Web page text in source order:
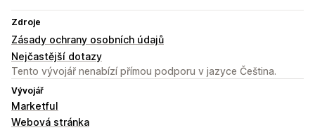
Zdroje
Zásady ochrany osobních údajů
Nejčastější dotazy
Tento vývojář nenabízí přímou podporu v jazyce Čeština.
Vývojář
Marketful
Webová stránka